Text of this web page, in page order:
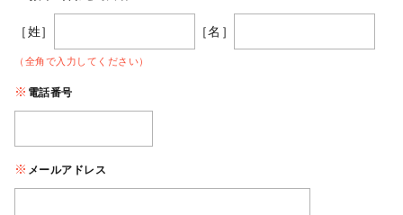
［姓］ ［名］
（全角で入力してください）
電話番号
メールアドレス